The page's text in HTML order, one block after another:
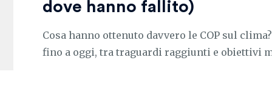
dove hanno fallito)
Cosa hanno ottenuto davvero le COP sul
fino a oggi, tra traguardi raggiunti e obiettivi